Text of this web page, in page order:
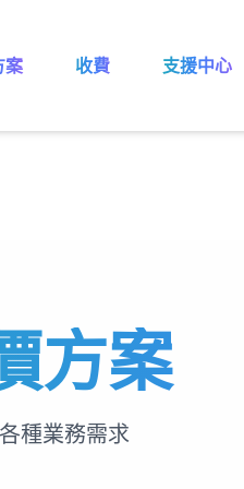
案 收費 支援中心
方案
種業務需求